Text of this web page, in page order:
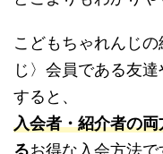
こどもちゃれんじ
じ〉会員である友
すると、
入会者・紹介者の